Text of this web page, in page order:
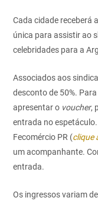
Cada cidade receberá
única para assistir ao
celebridades para a
Associados aos
desconto de 50%.
apresentar o voucher,
entrada no
Fecomércio PR (clique
um acompanhante.
entrada.
Os ingressos variam